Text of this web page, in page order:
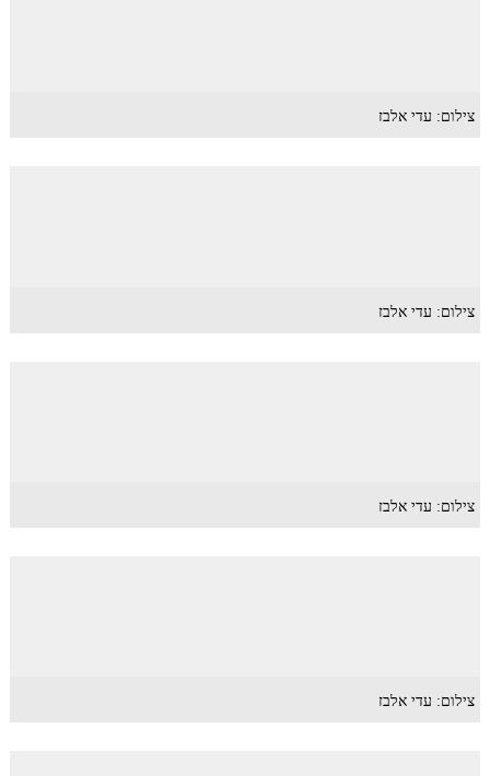
צילום: עדי אלבז
צילום: עדי אלבז
צילום: עדי אלבז
צילום: עדי אלבז